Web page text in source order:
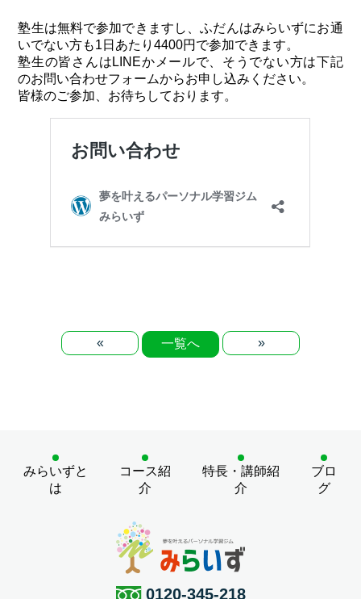
塾生は無料で参加できますし、ふだんはみらいずにお通
いでない方も1日あたり4400円で参加できます。
塾生の皆さんはLINEかメールで、そうでない方は下記
のお問い合わせフォームからお申し込みください。
皆様のご参加、お待ちしております。
« 一覧へ »
みらいずと
は
コース紹
介
特長・講師紹
介
ブロ
グ
0120-345-218